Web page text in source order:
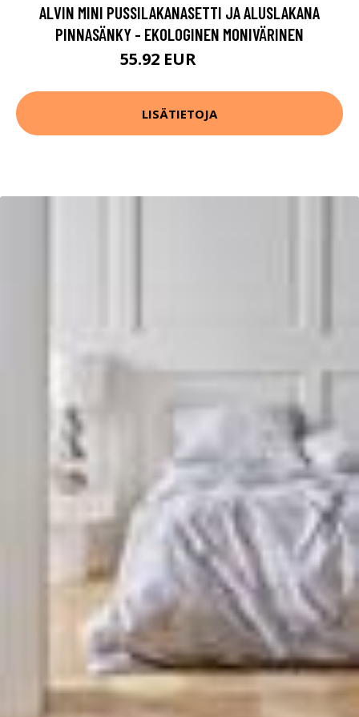
ALVIN MINI PUSSILAKANASETTI JA ALUSLAKANA
PINNASÄNKY - EKOLOGINEN MONIVÄRINEN
55.92 EUR
LISÄTIETOJA